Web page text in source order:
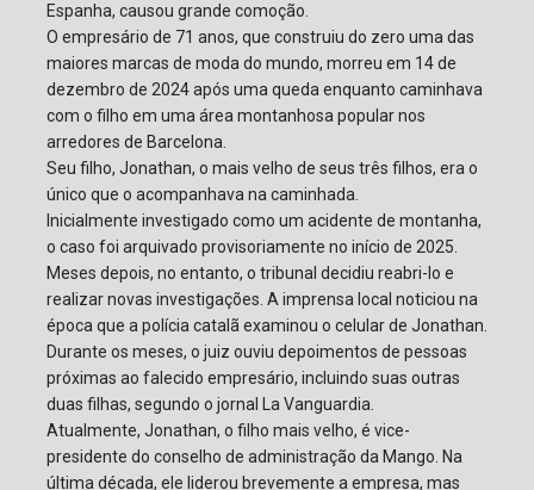
Espanha, causou grande comoção.
O empresário de 71 anos, que construiu do zero uma das
maiores marcas de moda do mundo, morreu em 14 de
dezembro de 2024 após uma queda enquanto caminhava
com o filho em uma área montanhosa popular nos
arredores de Barcelona.
Seu filho, Jonathan, o mais velho de seus três filhos, era o
único que o acompanhava na caminhada.
Inicialmente investigado como um acidente de montanha,
o caso foi arquivado provisoriamente no início de 2025.
Meses depois, no entanto, o tribunal decidiu reabri-lo e
realizar novas investigações. A imprensa local noticiou na
época que a polícia catalã examinou o celular de Jonathan.
Durante os meses, o juiz ouviu depoimentos de pessoas
próximas ao falecido empresário, incluindo suas outras
duas filhas, segundo o jornal La Vanguardia.
Atualmente, Jonathan, o filho mais velho, é vice-
presidente do conselho de administração da Mango. Na
última década, ele liderou brevemente a empresa, mas